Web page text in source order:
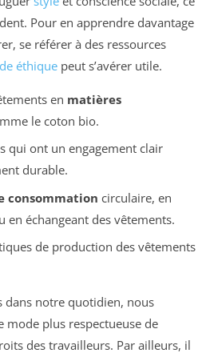
Pour en apprendre davantage
se référer à des ressources
éthique peut s’avérer utile.
en matières
le coton bio.
qui ont un engagement clair
durable.
consommation circulaire, en
en échangeant des vêtements.
de production des vêtements
dans notre quotidien, nous
plus respectueuse de
des travailleurs. Par ailleurs, il